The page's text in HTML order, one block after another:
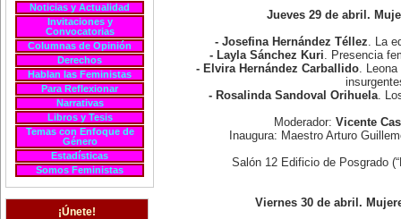
Noticias y Actualidad
Invitaciones y
Convocatorias
Columnas de Opinión
Derechos
Hablan las Feministas
Para Reflexionar
Narrativas
Libros y Tesis
Temas con Enfoque de
Género
Estadísticas
Somos Feministas
¡Únete!
Jueves 29 de abril.
- Josefina Hernández Téllez . La
- Layla Sánchez Kuri . Presencia
- Elvira Hernández Carballido .
- Rosalinda Sandoval Orihuela.
Moderador: Vicente
Inaugura: Maestro Arturo
Salón 12 Edificio de Posgrado
Viernes 30 de abril.